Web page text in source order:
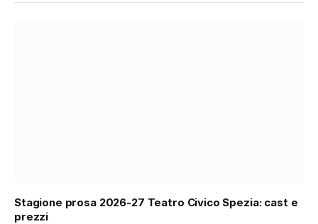
Stagione prosa 2026-27 Teatro Civico Spezia: cast e
prezzi